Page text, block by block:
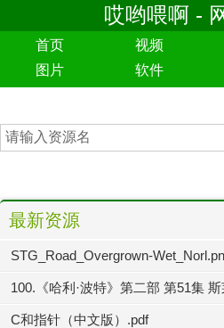
哎哟喂啊 -
首页 视频
图片
软件
最新资源
STG_Road_Overgrown-
100.《哈利·波特》第二部 第51集
C和指针（中文版）.pdf